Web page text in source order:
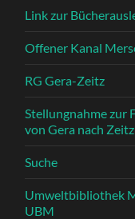
Link zur
Offener Kanal
RG Gera-Zeitz
Stellungnahme zur
von Gera nach Zeitz
Suche
Umweltbibliothek
UBM